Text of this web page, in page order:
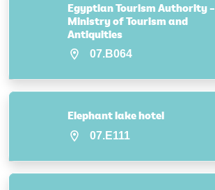
Egyptian Tourism Authority –
Ministry of Tourism and
Antiquities
07.B064
Elephant lake hotel
07.E111